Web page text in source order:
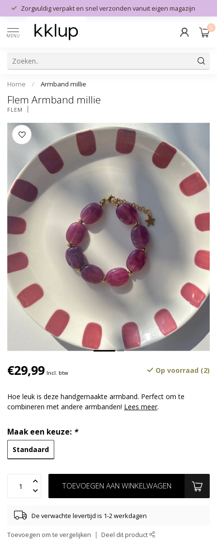
Zorgvuldig verpakt en snel verzonden vanuit eigen magazijn
MENU
0
Home / Armband millie
Flem Armband millie
FLEM
€29,99 Incl. btw Op voorraad (2)
Hoe leuk is deze handgemaakte armband. Perfect om te
combineren met andere armbanden! Lees meer.
Maak een keuze: *
Standaard
TOEVOEGEN AAN WINKELWAGEN
De verwachte levertijd is 1-2 werkdagen
Toevoegen om te vergelijken Deel dit product